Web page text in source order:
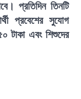
প্রতিদিন তিনটি
প্রবেশের সুযোগ
টাকা এবং শিশুদের